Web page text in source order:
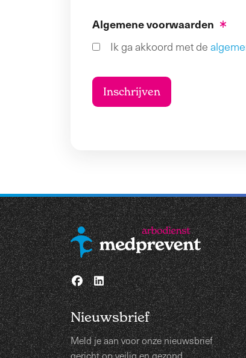
Algemene voorwaarden
Ik ga akkoord met de
Nieuwsbrief
Meld je aan voor onze nieuwsbrief
gericht op veilig en gezond